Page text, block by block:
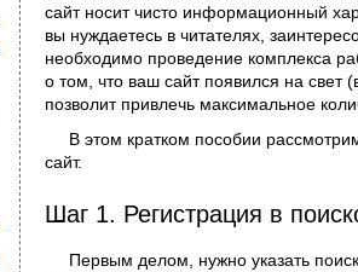
сайт носит чисто информационный
вы нуждаетесь в читателях,
необходимо проведение комплекса
о том, что ваш сайт появился на свет
позволит привлечь максимальное
В этом кратком пособии
сайт.
Шаг 1. Регистрация в
Первым делом, нужно указать